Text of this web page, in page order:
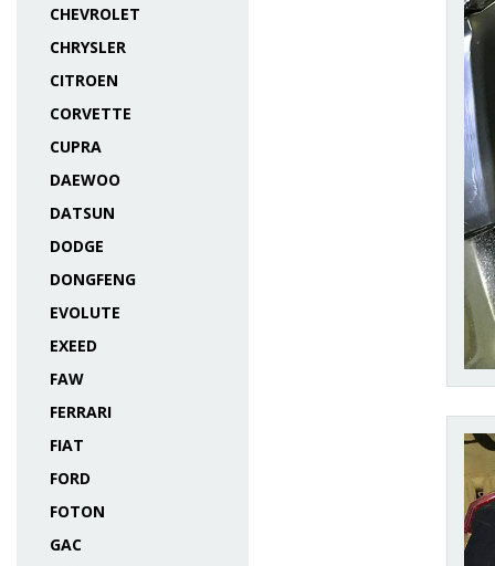
CHEVROLET
CHRYSLER
CITROEN
CORVETTE
CUPRA
DAEWOO
DATSUN
DODGE
DONGFENG
EVOLUTE
EXEED
FAW
FERRARI
FIAT
FORD
FOTON
GAC